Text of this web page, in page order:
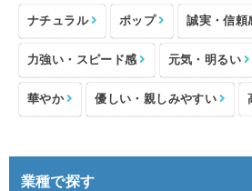
ナチュラル ポップ 誠実・信頼
力強い・スピード感 元気・明るい
華やか 優しい・親しみやすい
業種で探す